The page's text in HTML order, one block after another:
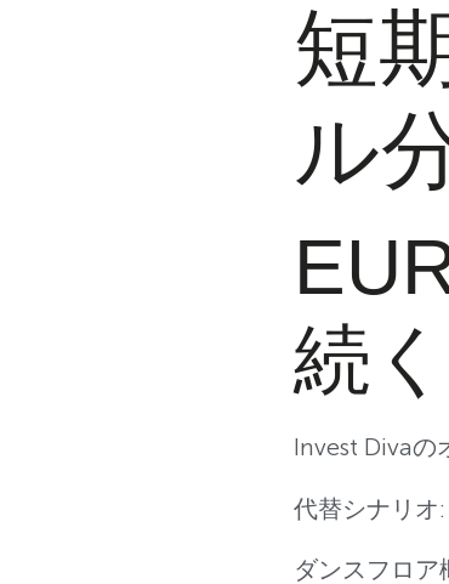
短
ル
続く
Invest Divaの
代替シナリオ
ダンスフロア